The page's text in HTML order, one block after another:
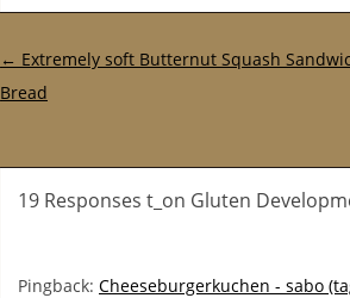
Post navigation
← Extremely soft Butternut Squash
Bread
19 Responses t_on Gluten
Pingback: Cheeseburgerkuchen - sabo